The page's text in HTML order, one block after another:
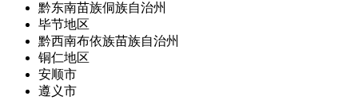
黔东南苗族侗族自治州
毕节地区
黔西南布依族苗族自治州
铜仁地区
安顺市
遵义市